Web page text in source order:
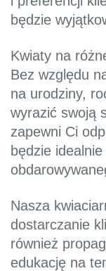
będzie
Kwiaty na
Bez względu
na urodziny,
wyrazić swoją
zapewni Ci
będzie
Nasza
dostarczanie
również
edukację na